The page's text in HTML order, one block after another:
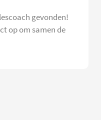
gevonden!
op om samen de